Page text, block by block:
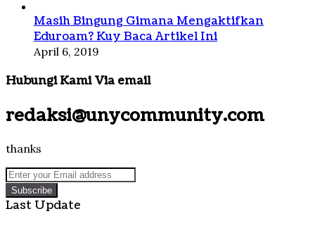
Masih Bingung Gimana Mengaktifkan
Eduroam? Kuy Baca Artikel Ini
April 6, 2019
Hubungi Kami Via email
redaksi@unycommunity.com
thanks
Enter
your
Email
address
Last Update